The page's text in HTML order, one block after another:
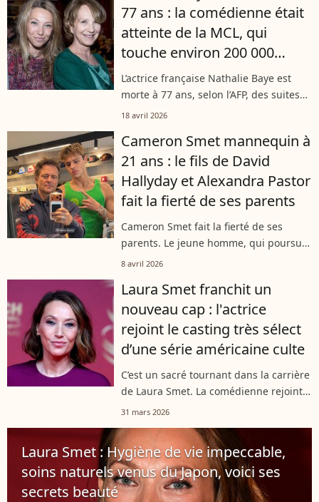
77 ans : la comédienne était
atteinte de la MCL, qui
touche environ 200 000
personnes en France
L’actrice française Nathalie Baye est
morte à 77 ans, selon l’AFP, des suites
d’une maladie à corps de Lewy (MCL),
touche plus de 200 000 personnes...
18 avril 2026
Cameron Smet mannequin à
21 ans : le fils de David
Hallyday et Alexandra Pastor
fait la fierté de ses parents
Cameron Smet fait la fierté de ses
parents. Le jeune homme, qui poursuit
ses études supérieures dans une école
mannequinat récemment. Une
carrière...
8 avril 2026
Laura Smet franchit un
nouveau cap : l'actrice
rejoint le casting très sélect
d’une série américaine culte
C’est un sacré tournant dans la carrière
de Laura Smet. La comédienne rejoint
la série phénomène The White Lotus
France, entre Saint-Tropez et Paris....
31 mars 2026
Laura Smet : Hygiène de vie impeccable,
soins naturels venus du Japon, voici ses
secrets beauté